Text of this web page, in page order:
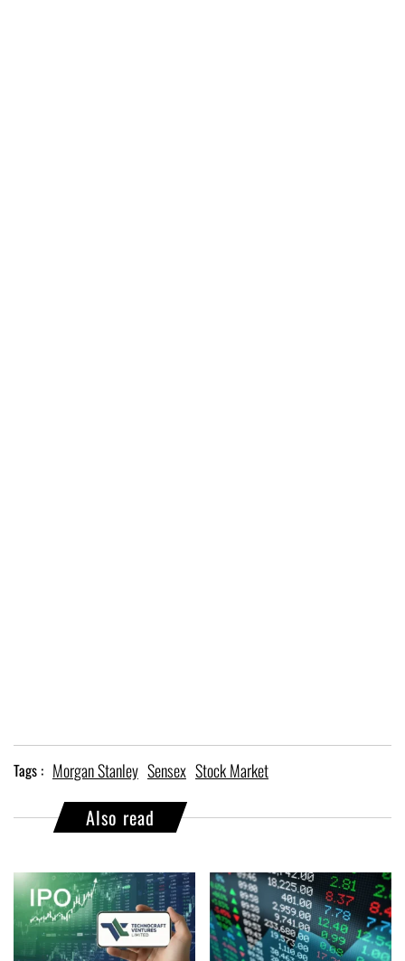
Tags : Morgan Stanley Sensex Stock Market
Also read